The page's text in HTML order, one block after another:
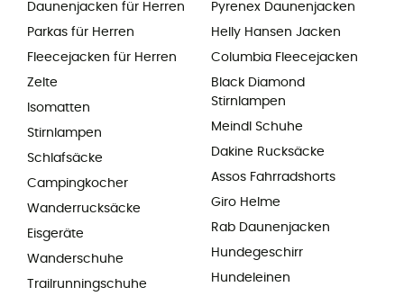
Daunenjacken für Herren
Parkas für Herren
Fleecejacken für Herren
Zelte
Isomatten
Stirnlampen
Schlafsäcke
Campingkocher
Wanderrucksäcke
Eisgeräte
Wanderschuhe
Trailrunningschuhe
Pyrenex Daunenjacken
Helly Hansen Jacken
Columbia Fleecejacken
Black Diamond
Stirnlampen
Meindl Schuhe
Dakine Rucksäcke
Assos Fahrradshorts
Giro Helme
Rab Daunenjacken
Hundegeschirr
Hundeleinen